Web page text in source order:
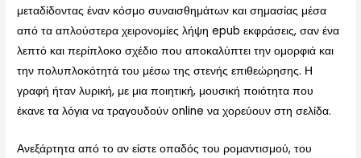
μεταδίδοντας έναν κόσμο συναισθημάτων και σημασίας μέσα
από τα απλούστερα χειρονομίες λήψη epub εκφράσεις, σαν ένα
λεπτό και περίπλοκο σχέδιο που αποκαλύπτει την ομορφιά και
την πολυπλοκότητά του μέσω της στενής επιθεώρησης. Η
γραφή ήταν λυρική, με μια ποιητική, μουσική ποιότητα που
έκανε τα λόγια να τραγουδούν online να χορεύουν στη σελίδα.
Ανεξάρτητα από το αν είστε οπαδός του ρομαντισμού, του